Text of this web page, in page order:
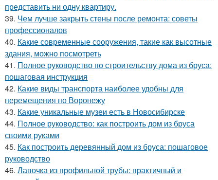
представить ни одну квартиру.
39. Чем лучше закрыть стены после ремонта: советы
профессионалов
40. Какие современные сооружения, такие как высотные
здания, можно посмотреть
41. Полное руководство по строительству дома из бруса:
пошаговая инструкция
42. Какие виды транспорта наиболее удобны для
перемещения по Воронежу
43. Какие уникальные музеи есть в Новосибирске
44. Полное руководство: как построить дом из бруса
своими руками
45. Как построить деревянный дом из бруса: пошаговое
руководство
46. Лавочка из профильной трубы: практичный и